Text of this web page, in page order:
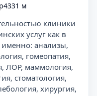
4331 м
клиники
услуг как в
именно: анализы,
гомеопатия,
ЛОР, маммология,
стоматология,
хирургия,